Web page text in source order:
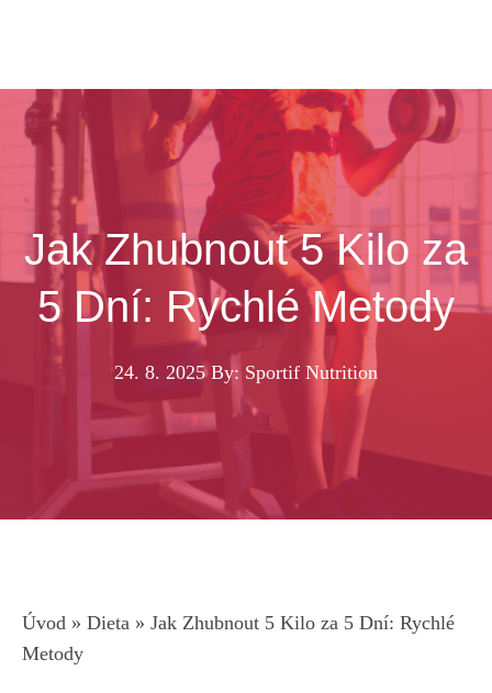
Jak Zhubnout 5 Kilo za
5 Dní: Rychlé Metody
24. 8. 2025 By: Sportif Nutrition
Úvod » Dieta » Jak Zhubnout 5 Kilo za 5 Dní: Rychlé
Metody